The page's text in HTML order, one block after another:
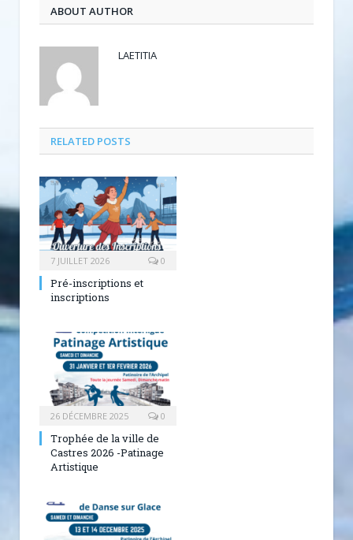
ABOUT AUTHOR
LAETITIA
RELATED POSTS
7 JUILLET 2026 0
Pré-inscriptions et
inscriptions
26 DÉCEMBRE 2025 0
Trophée de la ville de
Castres 2026 -Patinage
Artistique